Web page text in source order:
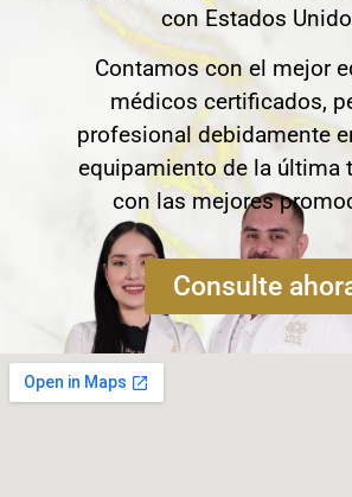
con Estados
Contamos con el mejor
médicos certificados,
profesional debidamente
equipamiento de la última
con las mejores
Consulte